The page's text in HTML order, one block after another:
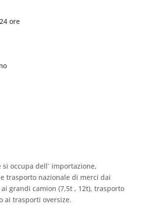
ore
si occupa dell´ importazione,
trasporto nazionale di merci dai
grandi camion (7,5t , 12t), trasporto
ai trasporti oversize.